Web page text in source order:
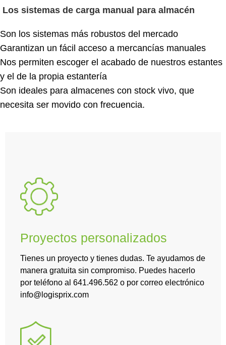
Los sistemas de carga manual para almacén
Son los sistemas más robustos del mercado
Garantizan un fácil acceso a mercancías manuales
Nos permiten escoger el acabado de nuestros estantes
y el de la propia estantería
Son ideales para almacenes con stock vivo, que
necesita ser movido con frecuencia.
Proyectos personalizados
Tienes un proyecto y tienes dudas. Te ayudamos de
manera gratuita sin compromiso. Puedes hacerlo
por teléfono al 641.496.562 o por correo electrónico
info@logisprix.com